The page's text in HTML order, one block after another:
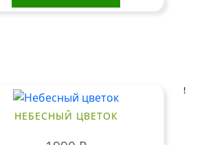
НЕБЕСНЫЙ ЦВЕТОК
!